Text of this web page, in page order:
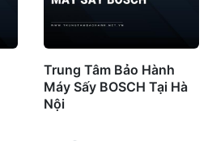
Trung Tâm Bảo Hành
Máy Sấy BOSCH Tại Hà
Nội